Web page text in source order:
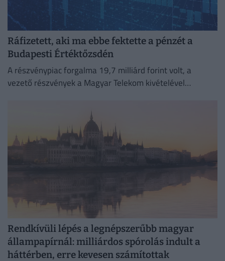
Ráfizetett, aki ma ebbe fektette a pénzét a
Budapesti Értéktőzsdén
A részvénypiac forgalma 19,7 milliárd forint volt, a
vezető részvények a Magyar Telekom kivételével
Rendkívüli lépés a legnépszerűbb magyar
állampapírnál: milliárdos spórolás indult a
háttérben, erre kevesen számítottak